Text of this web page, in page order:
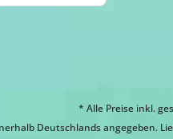
* Alle Preise inkl.
Deutschlands angegeben.